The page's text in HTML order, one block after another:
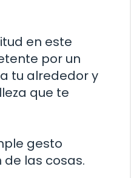
en este
por un
tu alrededor y
que te
gesto
las cosas.